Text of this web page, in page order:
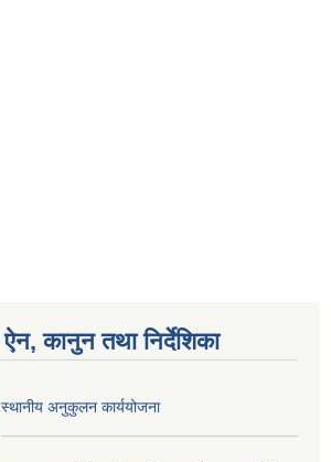
ऐन, कानुन तथा निर्देशिका
स्थानीय अनुकुलन कार्ययोजना